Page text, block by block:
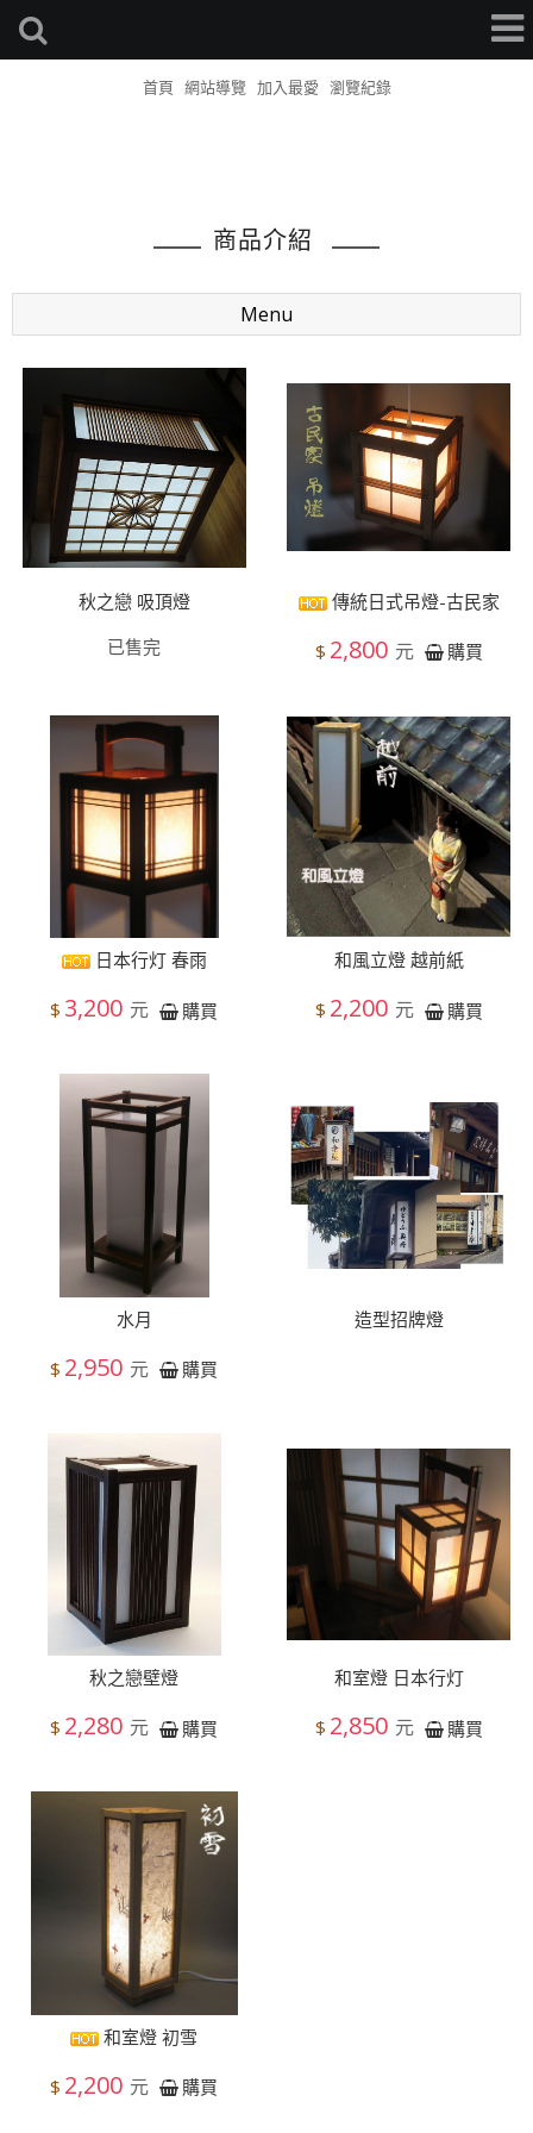
首頁 網站導覽 加入最愛 瀏覽紀錄
商品介紹
Menu
秋之戀 吸頂燈
已售完
傳統日式吊燈-古民家
$ 2,800 元 購買
日本行灯 春雨
$ 3,200 元 購買
和風立燈 越前紙
$ 2,200 元 購買
水月
$ 2,950 元 購買
造型招牌燈
秋之戀壁燈
$ 2,280 元 購買
和室燈 日本行灯
$ 2,850 元 購買
和室燈 初雪
$ 2,200 元 購買